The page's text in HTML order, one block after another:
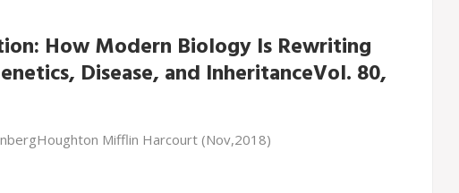
How Modern Biology Is Rewriting
Disease, and InheritanceVol. 80,
Mifflin Harcourt (Nov,2018)